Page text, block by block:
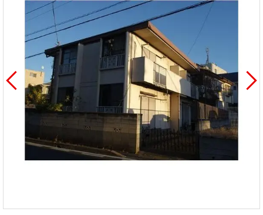
用
物
件
を
探
す
用物
探す
購入向け
サービス
住宅ロー
ンシミュ
住まい1プ
ラス（お
金額
試算
売却向け
サービス
周辺相場
検索
住まい1プ
ラス（お
役立ちコ
ラム）
住まいと
売却ガイ
会社案内
（電子ブ
ック版）